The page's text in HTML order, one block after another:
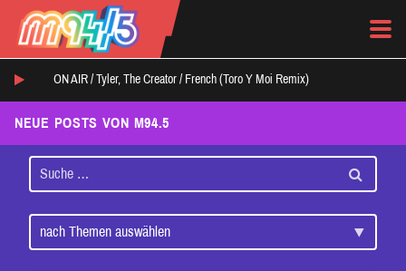
ON AIR / Tyler, The Creator / French (Toro Y Moi Remix)
NEUE POSTS VON M94.5